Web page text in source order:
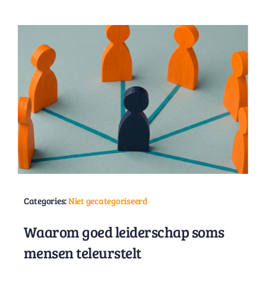
Categories:Niet gecategoriseerd
Waarom goed leiderschap soms
mensen teleurstelt